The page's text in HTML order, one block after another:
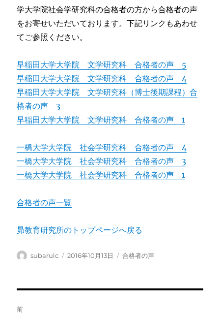
学大学院社会学研究科の合格者の方から合格者の声
をお寄せいただいております。下記リンクもあわせ
てご参照ください。
早稲田大学大学院 文学研究科 合格者の声 5
早稲田大学大学院 文学研究科 合格者の声 4
早稲田大学大学院 文学研究科（博士後期課程）合
格者の声 3
早稲田大学大学院 文学研究科 合格者の声 1
一橋大学大学院 社会学研究科 合格者の声 4
一橋大学大学院 社会学研究科 合格者の声 3
一橋大学大学院 社会学研究科 合格者の声 1
合格者の声一覧
昴教育研究所のトップページへ戻る
投
subarulc
投
2016年10月13日
カ
合格者の声
前